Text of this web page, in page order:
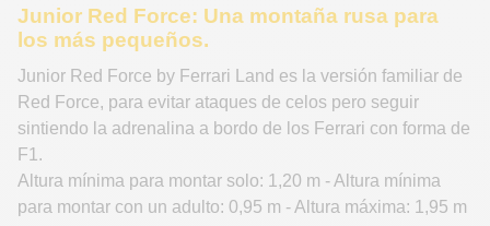
Junior Red Force: Una montaña rusa para
los más pequeños.
Junior Red Force by Ferrari Land es la versión familiar de
Red Force, para evitar ataques de celos pero seguir
sintiendo la adrenalina a bordo de los Ferrari con forma de
F1.
Altura mínima para montar solo: 1,20 m - Altura mínima
para montar con un adulto: 0,95 m - Altura máxima: 1,95 m